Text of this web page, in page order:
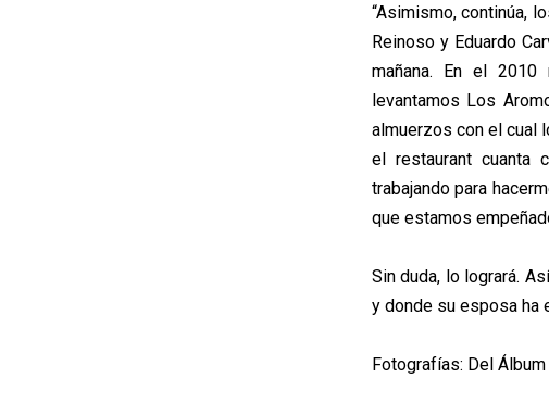
“Asimismo, continúa,
Reinoso y Eduardo
mañana. En el 2010
levantamos Los
almuerzos con el cual
el restaurant cuanta
trabajando para
que estamos
Sin duda, lo logrará.
y donde su esposa ha
Fotografías: Del